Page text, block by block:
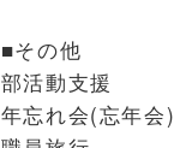
■その他
部活動支援
年忘れ会(忘年会)